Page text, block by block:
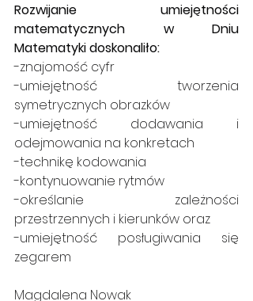
Rozwijanie umiejętności
matematycznych w Dniu
Matematyki doskonaliło:
-znajomość cyfr
-umiejętność tworzenia
symetrycznych obrazków
-umiejętność dodawania i
odejmowania na konkretach
-technikę kodowania
-kontynuowanie rytmów
-określanie zależności
przestrzennych i kierunków oraz
-umiejętność posługiwania się
zegarem
Magdalena Nowak